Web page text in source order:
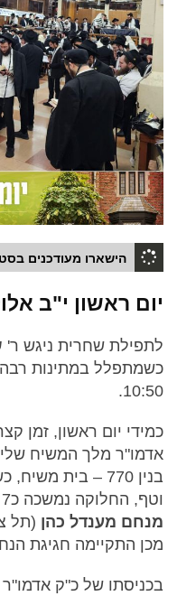
הישארו מעודכנים
יום ראשון י"ב
לתפילת שחרית ניגש ר'
כשמתפלל במתינות
10:50.
כמידי יום ראשון, זמן
אדמו"ר מלך המשיח
בנין 770 – בית
וטף, החלוקה נמשכה כ7 דקות ובמהלכה הגיש הת'
מנחם מענדל כהן (תל
מכן התקיימה חגיגת
בכניסתו של כ"ק